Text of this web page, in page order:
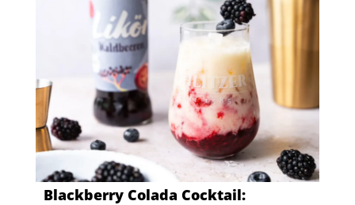
Blackberry Colada Cocktail: